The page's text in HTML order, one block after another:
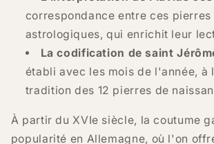
correspondance entre ces pierres
astrologiques, qui enrichit leur
La codification de saint
établi avec les mois de l'année, à
tradition des 12 pierres de
À partir du XVIe siècle, la coutume
popularité en Allemagne, où l'on